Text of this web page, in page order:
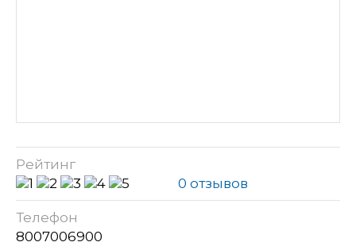
Рейтинг
0 отзывов
Телефон
8007006900